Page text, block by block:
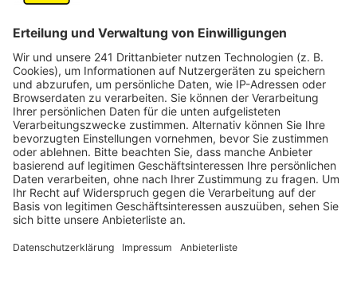
Entgegen einiger Forderungen soll es in NRW
keine generellen Alkoholverbotegeben. NRW-
Gesundheitsminister Laumann sagt, er könne sich
das - wenn überhaupt - nur vorstellen, falls die
Ursache für ansteigende Zahlen überhaupt nicht
klar sei.„Wenn sich vier Doppelkopf-Freunde in
der Kneipe treffen, warum sollen sie dann kein
Bier dazu trinken, wenn der Wirt danach die Gläser
bei 60 Grad spült?“.
In NRW ist keine Maskenpflicht am
sehe keinen Anlass dafür, dass es in NRW wie in